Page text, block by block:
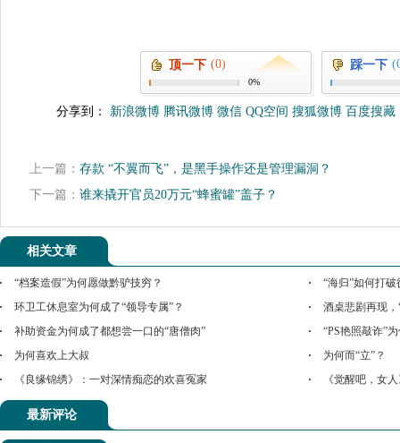
顶一下 (0)
0%
踩一下
分享到： 新浪微博 腾讯微博 微信 QQ空间 搜狐微博 百度搜藏
上一篇： 存款 “不翼而飞”，是黑手操作还是管理漏洞？
下一篇： 谁来撬开官员20万元“蜂蜜罐”盖子？
相关文章
“档案造假”为何愿做黔驴技穷？
“海归”如何打
环卫工休息室为何成了“领导专属”？
酒桌悲剧再现
补助资金为何成了都想尝一口的“唐僧肉”
“PS艳照敲诈”
为何喜欢上大叔
为何而“立”？
《良缘锦绣》：一对深情痴恋的欢喜冤家
《觉醒吧，女
最新评论